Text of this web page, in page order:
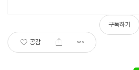
식 홈페이지, 스타트업, 공기업도 크
공감
구독하기